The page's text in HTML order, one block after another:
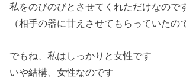
私をのびのびとさせてくれただけなので
（相手の器に甘えさせてもらっていたの
でもね、私はしっかりと女性です
いや結構、女性なのです